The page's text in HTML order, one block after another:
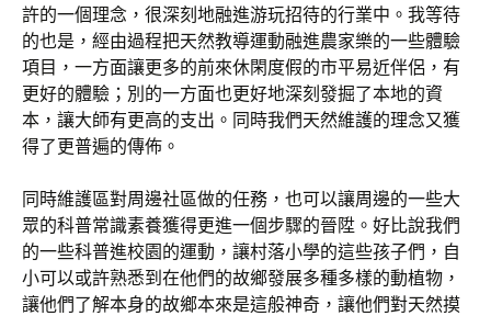
許的一個理念，很深刻地融進游玩招待的行業中。我等待
的也是，經由過程把天然教導運動融進農家樂的一些體驗
項目，一方面讓更多的前來休閑度假的市平易近伴侶，有
更好的體驗；別的一方面也更好地深刻發掘了本地的資
本，讓大師有更高的支出。同時我們天然維護的理念又獲
得了更普遍的傳佈。
同時維護區對周邊社區做的任務，也可以讓周邊的一些大
眾的科普常識素養獲得更進一個步驟的晉陞。好比說我們
的一些科普進校園的運動，讓村落小學的這些孩子們，自
小可以或許熟悉到在他們的故鄉發展多種多樣的動植物，
讓他們了解本身的故鄉本來是這般神奇，讓他們對天然摸